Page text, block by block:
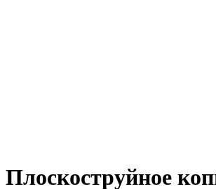
Плоскоструйное